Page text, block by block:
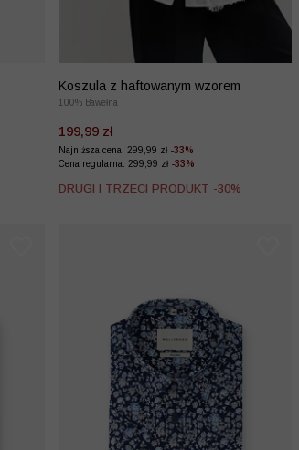
Koszula z haftowanym wzorem
100% Bawełna
199,99 zł
Najniższa cena: 299,99 zł -33%
Cena regularna: 299,99 zł -33%
DRUGI I TRZECI PRODUKT -30%